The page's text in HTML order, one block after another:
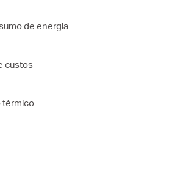
de energia
custos
térmico